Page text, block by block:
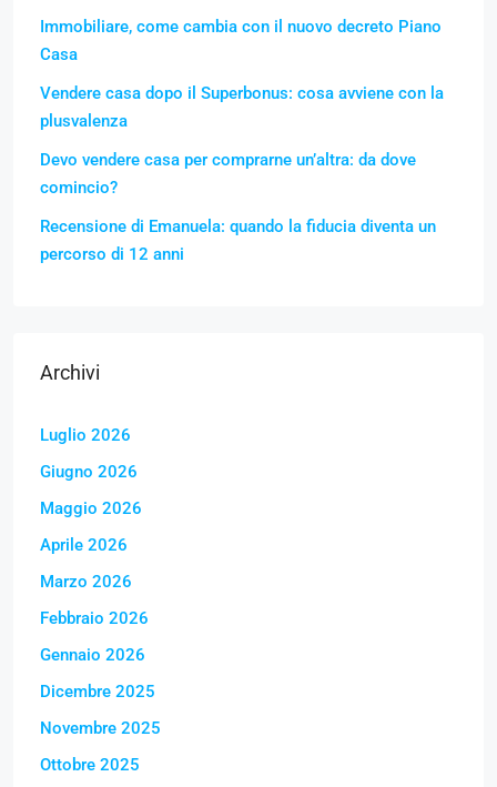
Immobiliare, come cambia con il nuovo decreto Piano
Casa
Vendere casa dopo il Superbonus: cosa avviene con la
plusvalenza
Devo vendere casa per comprarne un’altra: da dove
comincio?
Recensione di Emanuela: quando la fiducia diventa un
percorso di 12 anni
Archivi
Luglio 2026
Giugno 2026
Maggio 2026
Aprile 2026
Marzo 2026
Febbraio 2026
Gennaio 2026
Dicembre 2025
Novembre 2025
Ottobre 2025